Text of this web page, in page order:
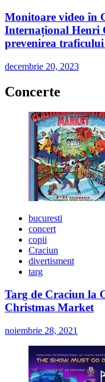
Monitoare video în
Internațional Henri
prevenirea traficului
decembrie 20, 2023
Concerte
bucuresti
concert
copii
Craciun
divertisment
targ
Targ de Craciun la
Christmas Market
noiembrie 28, 2021